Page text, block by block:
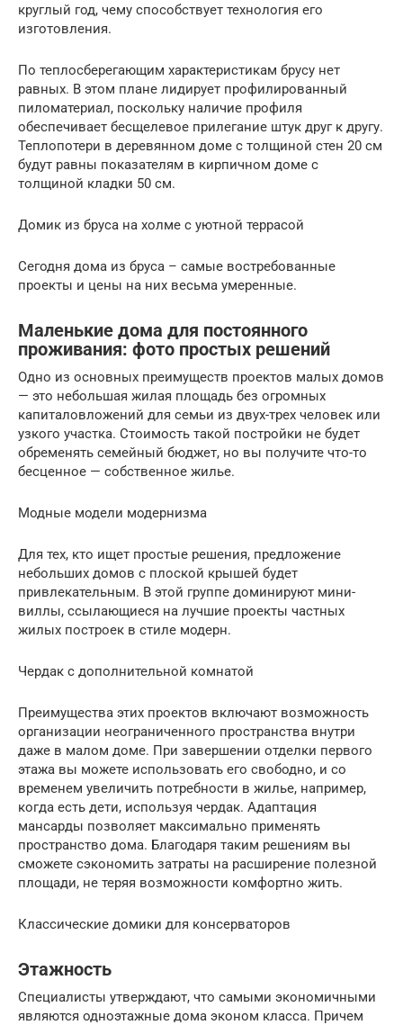
круглый год, чему способствует технология его
изготовления.
По теплосберегающим характеристикам брусу нет
равных. В этом плане лидирует профилированный
пиломатериал, поскольку наличие профиля
обеспечивает бесщелевое прилегание штук друг к другу.
Теплопотери в деревянном доме с толщиной стен 20 см
будут равны показателям в кирпичном доме с
толщиной кладки 50 см.
Домик из бруса на холме с уютной террасой
Сегодня дома из бруса – самые востребованные
проекты и цены на них весьма умеренные.
Маленькие дома для постоянного
проживания: фото простых решений
Одно из основных преимуществ проектов малых домов
— это небольшая жилая площадь без огромных
капиталовложений для семьи из двух-трех человек или
узкого участка. Стоимость такой постройки не будет
обременять семейный бюджет, но вы получите что-то
бесценное — собственное жилье.
Модные модели модернизма
Для тех, кто ищет простые решения, предложение
небольших домов с плоской крышей будет
привлекательным. В этой группе доминируют мини-
виллы, ссылающиеся на лучшие проекты частных
жилых построек в стиле модерн.
Чердак с дополнительной комнатой
Преимущества этих проектов включают возможность
организации неограниченного пространства внутри
даже в малом доме. При завершении отделки первого
этажа вы можете использовать его свободно, и со
временем увеличить потребности в жилье, например,
когда есть дети, используя чердак. Адаптация
мансарды позволяет максимально применять
пространство дома. Благодаря таким решениям вы
сможете сэкономить затраты на расширение полезной
площади, не теряя возможности комфортно жить.
Классические домики для консерваторов
Этажность
Специалисты утверждают, что самыми экономичными
являются одноэтажные дома эконом класса. Причем